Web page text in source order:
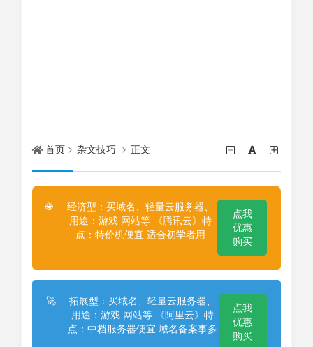
首页 杂文技巧 正文
🌐
经济型：买域名、轻量云服务器、
用途：游戏 网站等 《腾讯云》特
点：特价机便宜 适合初学者用
点我
优惠
购买
🚀
拓展型：买域名、轻量云服务器、
用途：游戏 网站等 《阿里云》特
点：中档服务器便宜 域名备案事多
点我
优惠
购买